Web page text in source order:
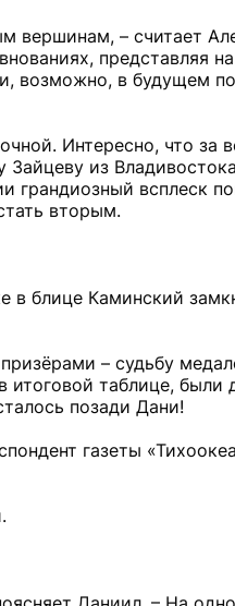
вершинам, – считает
представляя
возможно, в будущем
Интересно, что за
Зайцеву из
грандиозный всплеск
вторым.
блице Каминский
– судьбу
итоговой таблице, были
позади Дани!
газеты